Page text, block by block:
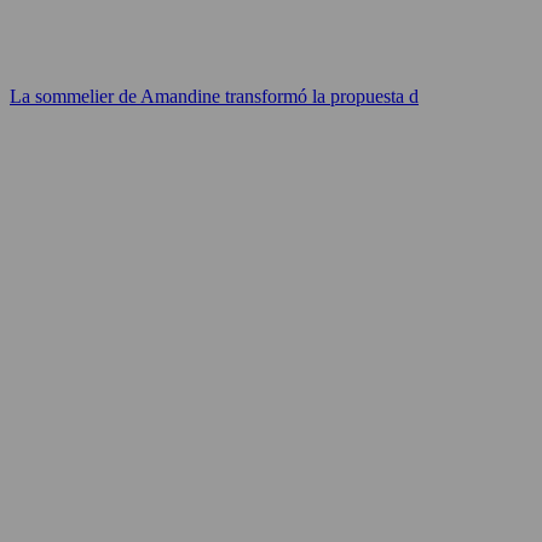
La sommelier de Amandine transformó la propuesta d